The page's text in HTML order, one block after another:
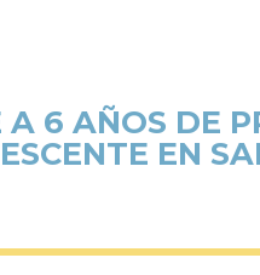
6 AÑOS DE
EN